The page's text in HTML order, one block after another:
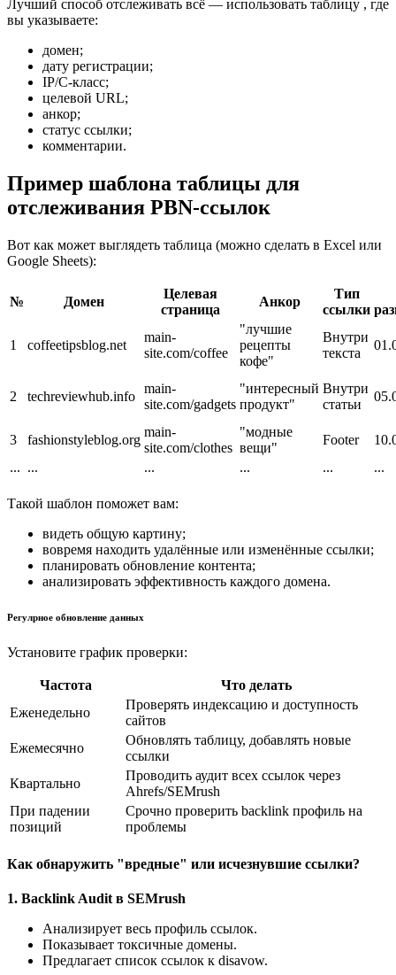
Лучший способ отслеживать всё — использовать таблицу , где
вы указываете:
домен;
дату регистрации;
IP/C-класс;
целевой URL;
анкор;
статус ссылки;
комментарии.
Пример шаблона таблицы для
отслеживания PBN-ссылок
Вот как может выглядеть таблица (можно сделать в Excel или
Google Sheets):
№ Домен
Целевая
страница
Анкор
Тип
ссылки
1 coffeetipsblog.net
main-
site.com/coffee
"лучшие
рецепты
кофе"
Внутри
текста
2 techreviewhub.info
main-
site.com/gadgets
"интересный
продукт"
Внутри
статьи
3 fashionstyleblog.org
main-
site.com/clothes
"модные
вещи"
Footer
... ... ... ... ... ...
Такой шаблон поможет вам:
видеть общую картину;
вовремя находить удалённые или изменённые ссылки;
планировать обновление контента;
анализировать эффективность каждого домена.
Регулрное обновление данных
Установите график проверки:
Частота
Что делать
Еженедельно
Проверять индексацию и доступность
сайтов
Ежемесячно
Обновлять таблицу, добавлять новые
ссылки
Квартально
Проводить аудит всех ссылок через
Ahrefs/SEMrush
При падении
позиций
Срочно проверить backlink профиль на
проблемы
Как обнаружить "вредные" или исчезнувшие ссылки?
1. Backlink Audit в SEMrush
Анализирует весь профиль ссылок.
Показывает токсичные домены.
Предлагает список ссылок к disavow.